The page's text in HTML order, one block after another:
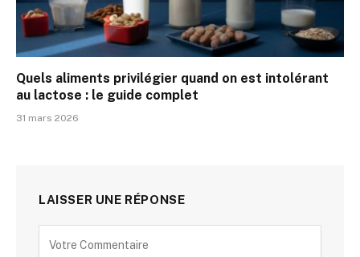
Quels aliments privilégier quand on est intolérant
au lactose : le guide complet
31 mars 2026
LAISSER UNE RÉPONSE